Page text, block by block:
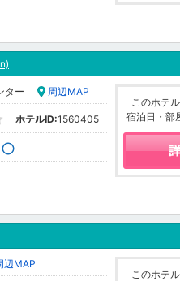
ター 周辺MAP
ホテルID:1560405
このホテ
宿泊日・部
辺MAP
このホテ